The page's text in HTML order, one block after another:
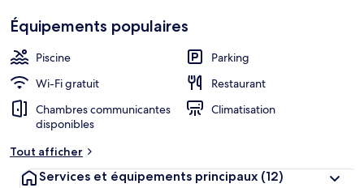
Équipements populaires
Piscine
Parking
Wi-Fi gratuit
Restaurant
Chambres communicantes
disponibles
Climatisation
Tout afficher
Services et équipements principaux (12)